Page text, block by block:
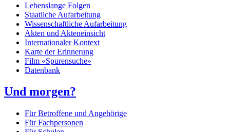
Lebenslange Folgen
Staatliche Aufarbeitung
Wissenschaftliche Aufarbeitung
Akten und Akteneinsicht
Internationaler Kontext
Karte der Erinnerung
Film «Spurensuche»
Datenbank
Und morgen?
Für Betroffene und Angehörige
Für Fachpersonen